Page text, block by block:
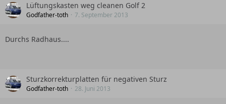
Lüftungskasten weg cleanen Golf 2
Godfather-toth 7. September 2013
Durchs Radhaus....
Sturzkorrekturplatten für negativen Sturz
Godfather-toth 28. Juni 2013